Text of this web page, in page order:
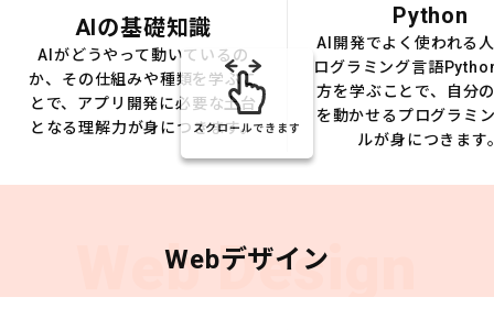
AIの基礎知識
AIがどうやって動いているの
か、その仕組みや種類を学ぶこ
とで、アプリ開発に必要な土台
となる理解力が身につきます。
Python
AI開発でよく使われる
ログラミング言語
方を学ぶことで、自分
を動かせるプログラミ
ルが身につきます
スクロールできます
Web Design
Webデザイン